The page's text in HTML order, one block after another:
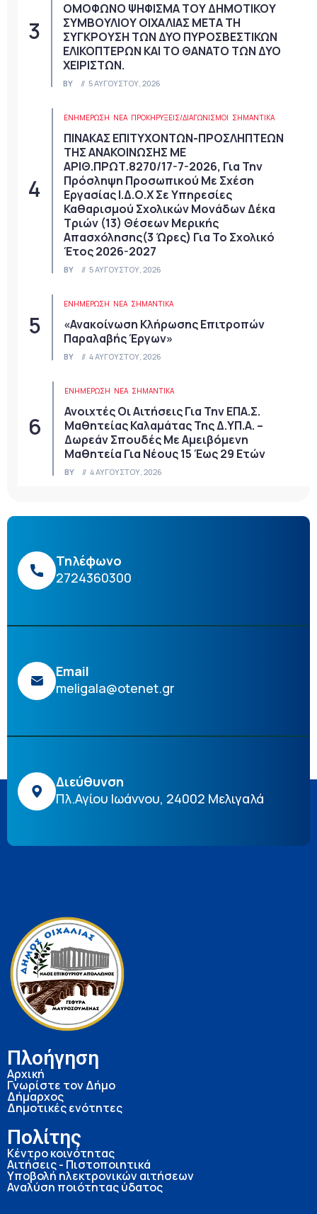
ΟΜΟΦΩΝΟ ΨΗΦΙΣΜΑ ΤΟΥ ΔΗΜΟΤΙΚΟΥ
ΣΥΜΒΟΥΛΙΟΥ ΟΙΧΑΛΙΑΣ ΜΕΤΑ ΤΗ
ΣΥΓΚΡΟΥΣΗ ΤΩΝ ΔΥΟ ΠΥΡΟΣΒΕΣΤΙΚΩΝ
ΕΛΙΚΟΠΤΕΡΩΝ ΚΑΙ ΤΟ ΘΑΝΑΤΟ ΤΩΝ ΔΥΟ
ΧΕΙΡΙΣΤΩΝ.
BY 5 ΑΥΓΟΎΣΤΟΥ, 2026
ΕΝΗΜΕΡΩΣΗ ΝΈΑ ΠΡΟΚΗΡΎΞΕΙΣ/ΔΙΑΓΩΝΙΣΜΟΊ ΣΗΜΑΝΤΙΚΆ
ΠΙΝΑΚΑΣ ΕΠΙΤΥΧΟΝΤΩΝ-ΠΡΟΣΛΗΠΤΕΩΝ
ΤΗΣ ΑΝΑΚΟΙΝΩΣΗΣ ΜΕ
ΑΡΙΘ.ΠΡΩΤ.8270/17-7-2026, Για Την
Πρόσληψη Προσωπικού Με Σχέση
Εργασίας Ι.Δ.Ο.Χ Σε Υπηρεσίες
Καθαρισμού Σχολικών Μονάδων Δέκα
Τριών (13) Θέσεων Μερικής
Απασχόλησης(3 Ώρες) Για Το Σχολικό
Έτος 2026-2027
BY 5 ΑΥΓΟΎΣΤΟΥ, 2026
ΕΝΗΜΕΡΩΣΗ ΝΈΑ ΣΗΜΑΝΤΙΚΆ
«Ανακοίνωση Κλήρωσης Επιτροπών
Παραλαβής Έργων»
BY 4 ΑΥΓΟΎΣΤΟΥ, 2026
ΕΝΗΜΕΡΩΣΗ ΝΈΑ ΣΗΜΑΝΤΙΚΆ
Ανοιχτές Οι Αιτήσεις Για Την ΕΠΑ.Σ.
Μαθητείας Καλαμάτας Της Δ.ΥΠ.Α. –
Δωρεάν Σπουδές Με Αμειβόμενη
Μαθητεία Για Νέους 15 Έως 29 Ετών
BY 4 ΑΥΓΟΎΣΤΟΥ, 2026
Τηλέφωνο
2724360300
Email
meligala@otenet.gr
Διεύθυνση
Πλ.Αγίου Ιωάννου, 24002 Μελιγαλά
Πλοήγηση
Αρχική
Γνωρίστε τον Δήμο
Δήμαρχος
Δημοτικές ενότητες
Πολίτης
Κέντρο κοινότητας
Αιτήσεις - Πιστοποιητικά
Υποβολή ηλεκτρονικών αιτήσεων
Αναλύση ποιότητας ύδατος